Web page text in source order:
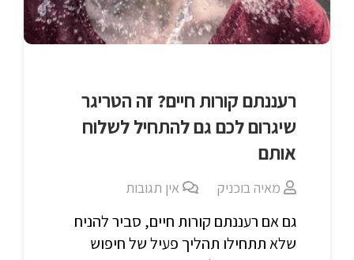
רעננתם קורות חיים? זה הטריגר
שיגרום לכם גם להתחיל לשלוח
אותם
מאיה בוכניק אין תגובות
גם אם רעננתם קורות חיים, סביר להניח
שלא תתחילו תהליך פעיל של חיפוש